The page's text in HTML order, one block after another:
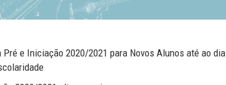
e Iniciação 2020/2021 para Novos Alunos até ao dia